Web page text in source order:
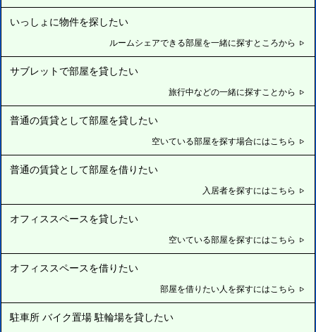
いっしょに物件を探したい
ルームシェアできる部屋を一緒に探すところから
サブレットで部屋を貸したい
旅行中などの一緒に探すことから
普通の賃貸として部屋を貸したい
空いている部屋を探す場合にはこちら
普通の賃貸として部屋を借りたい
入居者を探すにはこちら
オフィススペースを貸したい
空いている部屋を探すにはこちら
オフィススペースを借りたい
部屋を借りたい人を探すにはこちら
駐車所 バイク置場 駐輪場を貸したい